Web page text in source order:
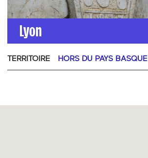
Lyon
TERRITOIRE HORS DU PAYS BASQUE